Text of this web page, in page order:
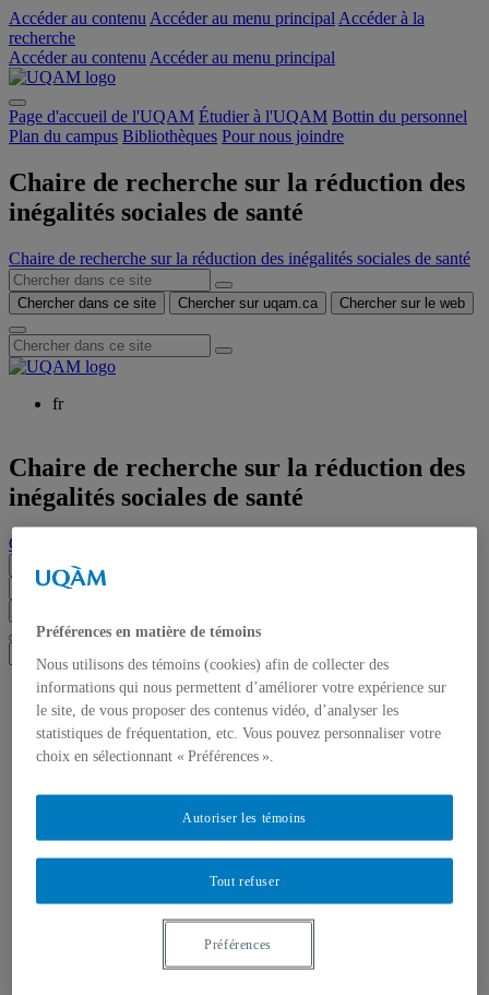
Accéder au contenu Accéder au menu principal Accéder à la
recherche
Accéder au contenu Accéder au menu principal
Page d'accueil de l'UQAM Étudier à l'UQAM Bottin du personnel
Plan du campus Bibliothèques Pour nous joindre
Chaire de recherche sur la réduction des
inégalités sociales de santé
Chaire de recherche sur la réduction des inégalités sociales de santé
Chercher dans ce site Chercher sur uqam.ca Chercher sur le web
fr
Chaire de recherche sur la réduction des
inégalités sociales de santé
Chaire de recherche sur la réduction des inégalités sociales de santé
Accueil
La Chaire
Mission et objectifs
Axes de recherche
Chercheurs associés
Étudiant·es et équipe de soutien à la recherche
Pair·es chercheur·es
Prochain évènement
Préférences en matière de témoins
Nous utilisons des témoins (cookies) afin de collecter des
informations qui nous permettent d’améliorer votre expérience sur
le site, de vous proposer des contenus vidéo, d’analyser les
statistiques de fréquentation, etc. Vous pouvez personnaliser votre
choix en sélectionnant « Préférences ».
Tout refuser
Autoriser les témoins
Préférences